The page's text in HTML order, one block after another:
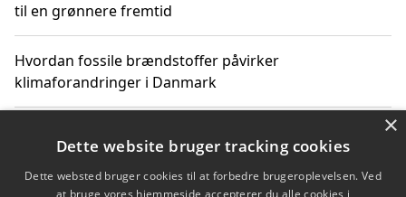
til en grønnere fremtid
Hvordan fossile brændstoffer påvirker
klimaforandringer i Danmark
klimaændringer
×
Dette website bruger tracking cookies
Dette websted bruger cookies til at forbedre brugeroplevelsen. Ved
at bruge vores hjemmeside accepterer du alle cookies i